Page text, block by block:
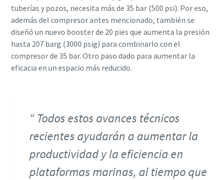
tuberías y pozos, necesita más de 35 bar (500 psi). Por eso,
además del compresor antes mencionado, también se
diseñó un nuevo booster de 20 pies que aumenta la presión
hasta 207 barg (3000 psig) para combinarlo con el
compresor de 35 bar. Otro paso dado para aumentar la
eficacia en un espacio más reducido.
Todos estos avances técnicos
recientes ayudarán a aumentar la
productividad y la eficiencia en
plataformas marinas, al tiempo que